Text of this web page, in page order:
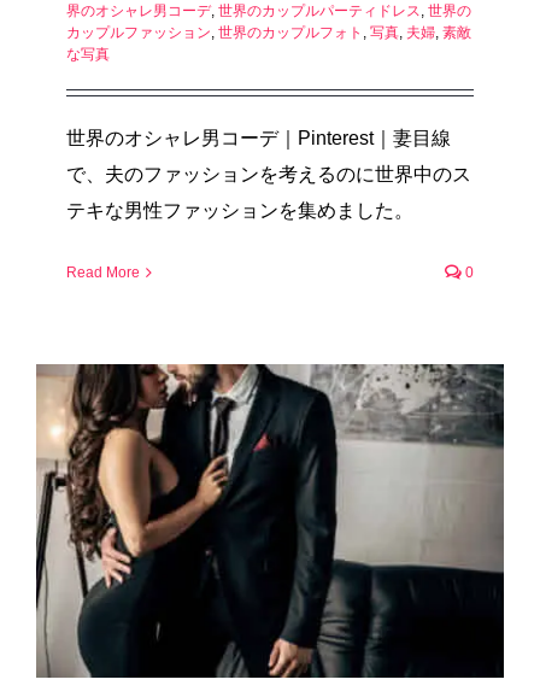
界のオシャレ男コーデ, 世界のカップルパーティドレス 世界の
カップルファッション 世界のカップルフォト 写真 夫婦 素敵
な写真
世界のオシャレ男コーデ｜Pinterest｜妻目線
で、夫のファッションを考えるのに世界中のス
テキな男性ファッションを集めました。
Read More 0